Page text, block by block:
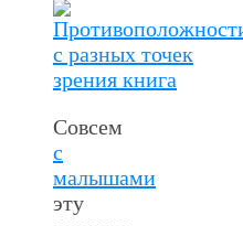
Совсем
с
малышами
эту